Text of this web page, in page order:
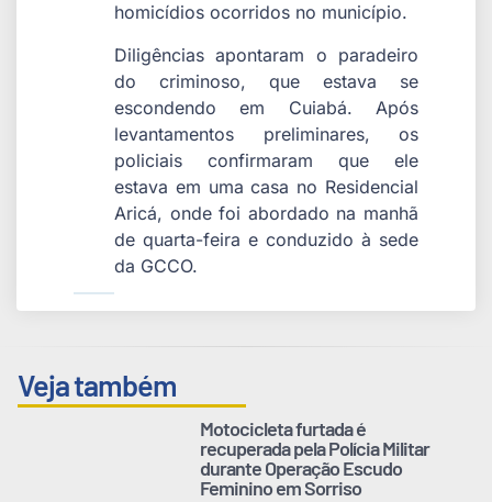
homicídios ocorridos no município.
Diligências apontaram o paradeiro
do criminoso, que estava se
escondendo em Cuiabá. Após
levantamentos preliminares, os
policiais confirmaram que ele
estava em uma casa no Residencial
Aricá, onde foi abordado na manhã
de quarta-feira e conduzido à sede
da GCCO.
Veja também
Motocicleta furtada é
recuperada pela Polícia Militar
durante Operação Escudo
Feminino em Sorriso